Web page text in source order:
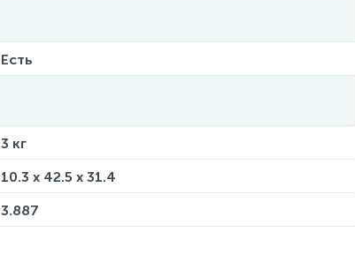
Есть
3 кг
10.3 x 42.5 x 31.4
3.887